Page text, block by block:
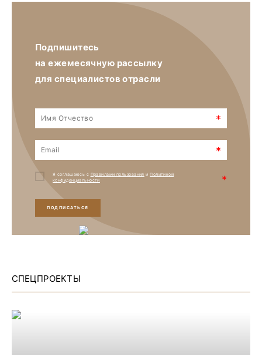
Подпишитесь
на ежемесячную рассылку
для специалистов отрасли
*
*
Я соглашаюсь с Правилами пользования иПолитикой
конфиденциальности
*
ПОДПИСАТЬСЯ
СПЕЦПРОЕКТЫ